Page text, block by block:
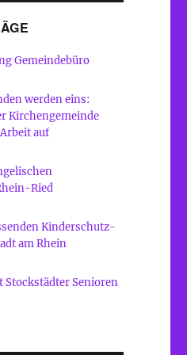
Gemeindebüro
werden eins:
Kirchengemeinde
auf
Ried
Kinderschutz-
am Rhein
Stockstädter Senioren